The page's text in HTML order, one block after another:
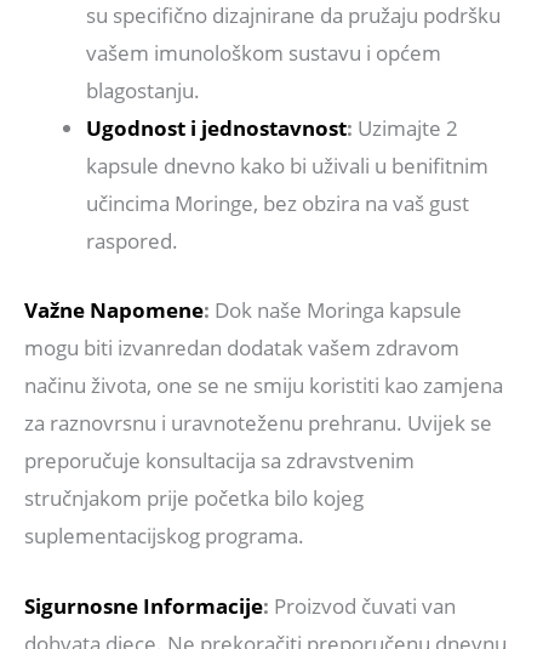
su specifično dizajnirane da pružaju podršku
vašem imunološkom sustavu i općem
blagostanju.
Ugodnost i jednostavnost: Uzimajte 2
kapsule dnevno kako bi uživali u benifitnim
učincima Moringe, bez obzira na vaš gust
raspored.
Važne Napomene: Dok naše Moringa kapsule
mogu biti izvanredan dodatak vašem zdravom
načinu života, one se ne smiju koristiti kao zamjena
za raznovrsnu i uravnoteženu prehranu. Uvijek se
preporučuje konsultacija sa zdravstvenim
stručnjakom prije početka bilo kojeg
suplementacijskog programa.
Sigurnosne Informacije: Proizvod čuvati van